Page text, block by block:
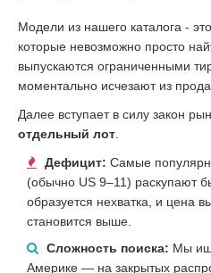
Модели из нашего каталога -
которые невозможно просто
выпускаются ограниченными
моментально исчезают из
Далее вступает в силу закон
отдельный лот
Дефицит: Самые
(обычно US 9–11) раскупают
образуется нехватка, и цена
становится выше.
Сложность поиска: Мы
Америке — на закрытых